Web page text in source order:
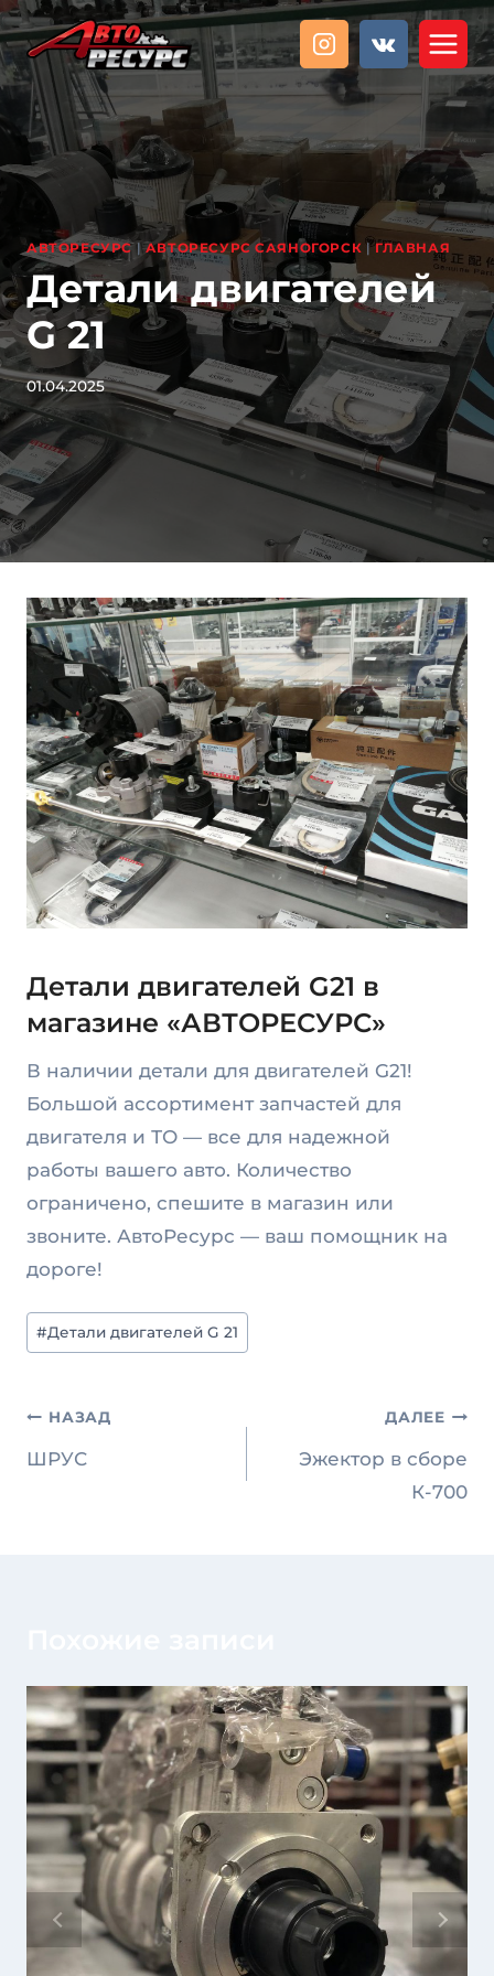
Перейти
к
содержанию
АВТОРЕСУРС|АВТОРЕСУРС САЯНОГОРСК |ГЛАВНАЯ
Детали двигателей
G 21
01.04.2025
Детали двигателей G21 в
магазине «АВТОРЕСУРС»
В наличии детали для двигателей G21!
Большой ассортимент запчастей для
двигателя и ТО — все для надежной
работы вашего авто. Количество
ограничено, спешите в магазин или
звоните. АвтоРесурс — ваш помощник на
дороге!
Метки
записи:
#Детали двигателей G 21
Навигация
по
НАЗАД
ШРУС
ДАЛЕЕ
Эжектор в сборе
К-700